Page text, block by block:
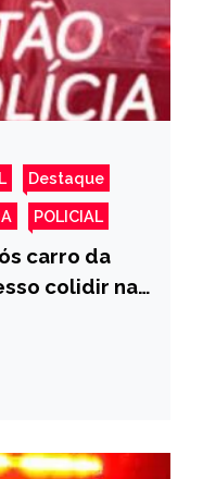
Destaque
POLICIAL
carro da
colidir na
na PB